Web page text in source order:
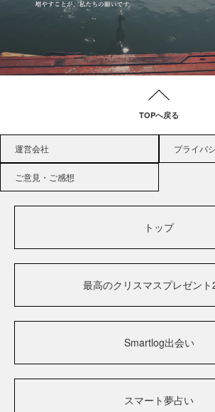
TOPへ戻る
運営会社 プライバ
ご意見・ご感想
トップ
最高のクリスマスプレゼン
Smartlog出会い
スマート夢占い